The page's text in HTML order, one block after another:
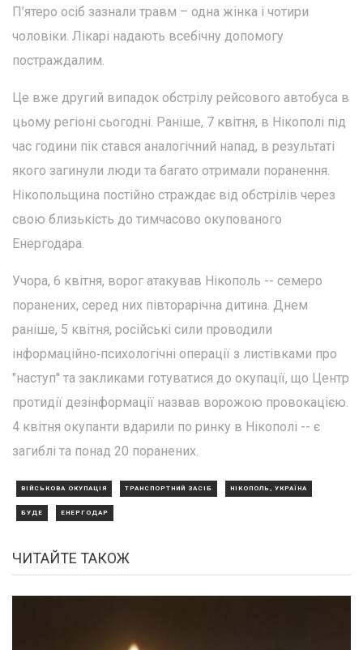
П’ятеро осіб зазнали травм – одна жінка і чотири
чоловіки. Лікарі надають всебічну допомогу
постраждалим.
Це вже другий випадок обстрілу рейсового автобуса в
цьому регіоні сьогодні. Раніше, 7 квітня, в Нікополі під
час години пік стався аналогічний напад, в результаті
якого загинули люди та багато отримали поранення.
Нікопольщина постійно страждає від обстрілів через
свою близькість до тимчасово окупованого
Енергодара.
Учора, 6 квітня, ворог атакував Нікополь -- семеро
поранених, серед них півторарічна дитина. Днем
раніше, 5 квітня, російські сили проводили
інформаційно‑психологічні операції з листівками про
"наступ" та закликами готуватися до окупації, що Центр
протидії дезінформації назвав ворожою провокацією.
4 квітня окупанти вдарили по ринку в Нікополі -- є
загиблі та понад 20 поранених.
ВІЙСЬКОВА ОКУПАЦІЯ ТРАНСПОРТНИЙ ЗАСІБ НІКОПОЛЬ, УКРАЇНА
БУДЕ ЕНЕРГОДАР
ЧИТАЙТЕ ТАКОЖ